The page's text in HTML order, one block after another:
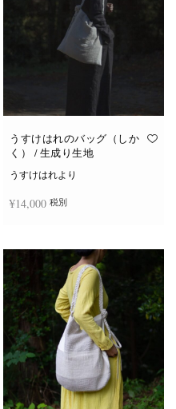
うすけはれのバッグ（しか
く） / 生成り生地
うすけはれより
¥14,000 税別